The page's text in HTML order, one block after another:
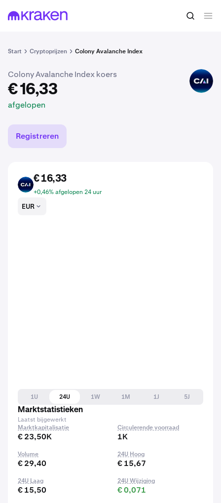
Start Cryptoprijzen Colony Avalanche Index
€ 16,33 CAI kopen
Colony Avalanche Index koers
€ 16,33
afgelopen
CAI
Registreren
CAI
€ 16,33
+0,46% afgelopen 24 uur
EUR
1U 24U 1W 1M 1J
5J
Marktstatistieken
Laatst bijgewerkt
Marktkapitalisatie
€ 23,50K
Circulerende voorraad
1K
Volume
€ 29,40
24U Hoog
€ 15,67
24U Laag
€ 15,50
24U Wijziging
€ 0,071